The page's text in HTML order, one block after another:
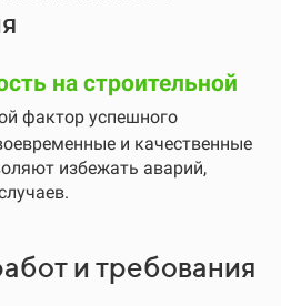
на строительной
фактор успешного
и качественные
избежать аварий,
и требования